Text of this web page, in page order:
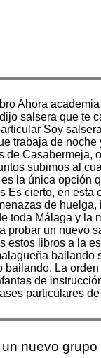
Ahora
salsera que te
Soy
trabaja de
Casabermeja,
subimos al
la única opción
Es cierto, en
de
toda Málaga y la
un nuevo
estos libros a la
La
de
particulares
nuevo